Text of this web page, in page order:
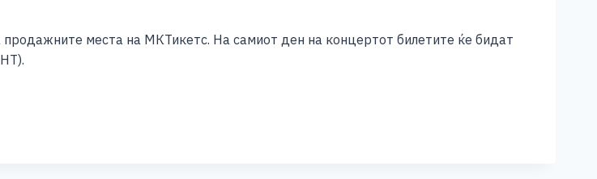
места на МКТикетс. На самиот ден на концертот билетите ќе бидат